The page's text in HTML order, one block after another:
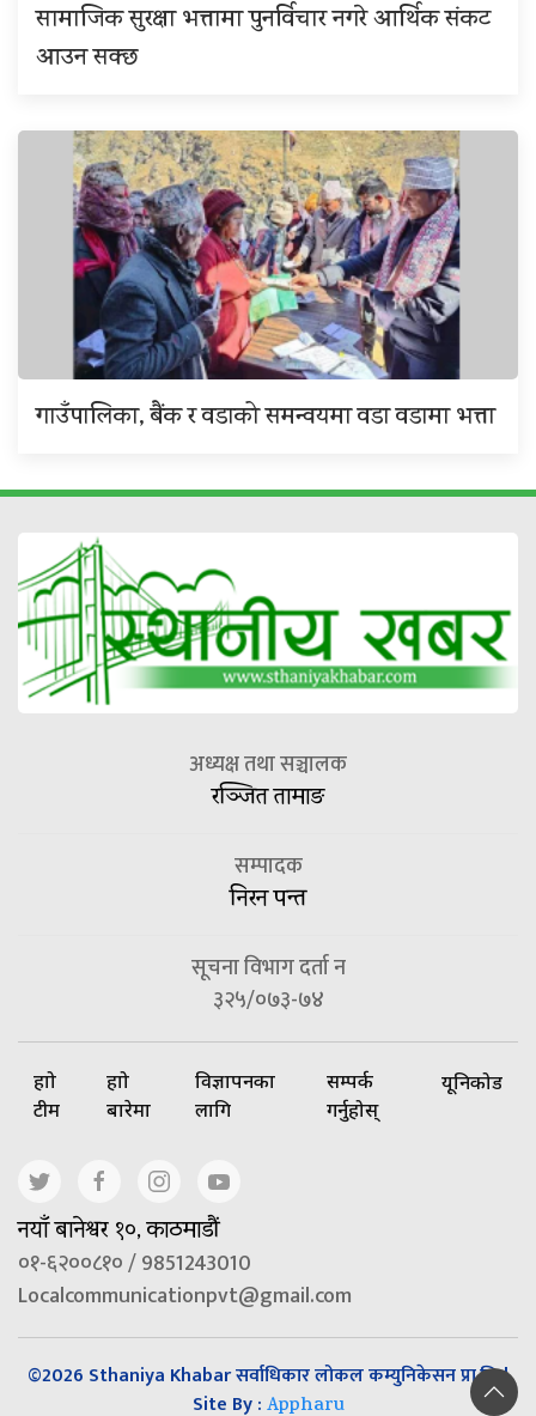
सामाजिक सुरक्षा भत्तामा पुनर्विचार नगरे आर्थिक संकट
आउन सक्छ
गाउँपालिका, बैंक र वडाको समन्वयमा वडा वडामा भत्ता
अध्यक्ष तथा सञ्चालक
रञ्जित तामाङ
सम्पादक
निरन पन्त
सूचना विभाग दर्ता न
३२५/०७३-७४
हाम्रो
टीम
हाम्रो
बारेमा
विज्ञापनका
लागि
सम्पर्क
गर्नुहोस्
यूनिकोड
नयाँ बानेश्वर १०, काठमाडौं
०१-६२००८१० / 9851243010
Localcommunicationpvt@gmail.com
©2026 Sthaniya Khabar सर्वाधिकार लोकल कम्युनिकेसन प्रा.लि |
Site By : Appharu